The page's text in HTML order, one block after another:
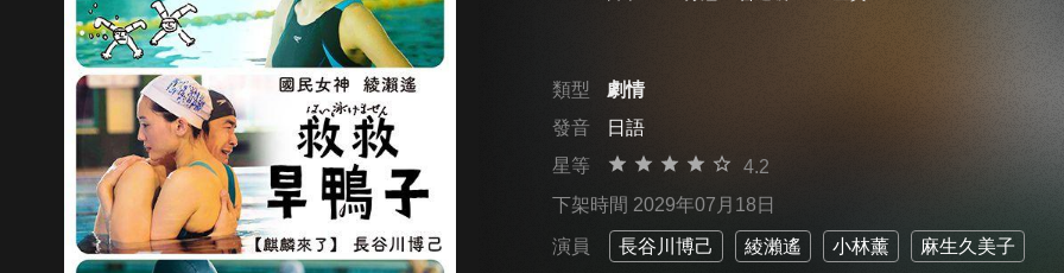
類型
劇情
發音
日語
星等
4.2
下架時間 2029年07月18日
演員 長谷川博己 綾瀨遙 小林薰 麻生久美子